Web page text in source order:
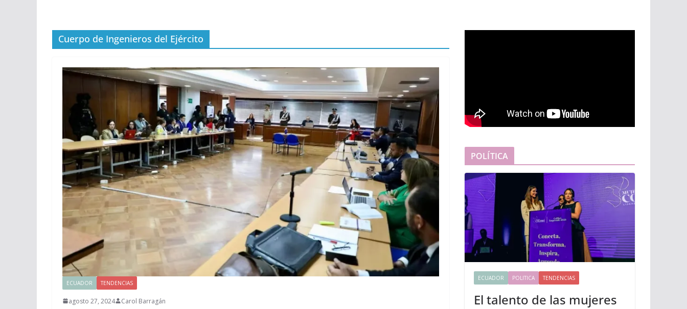
Cuerpo de Ingenieros del Ejército
ECUADOR TENDENCIAS
agosto 27, 2024 Carol Barragán
POLÍTICA
ECUADOR POLITICA TENDENCIAS
El talento de las mujeres